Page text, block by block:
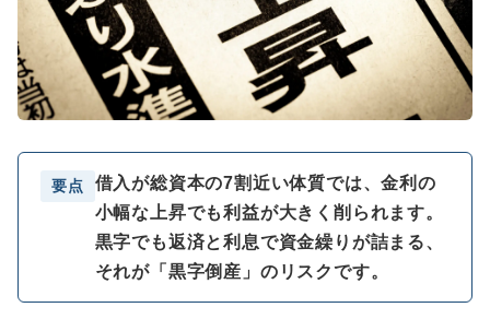
要点
借入が総資本の7割近い体質では、金利の
小幅な上昇でも利益が大きく削られます。
黒字でも返済と利息で資金繰りが詰まる、
それが「黒字倒産」のリスクです。